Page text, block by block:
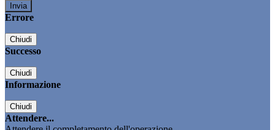
Errore
Chiudi
Successo
Chiudi
Informazione
Chiudi
Attendere...